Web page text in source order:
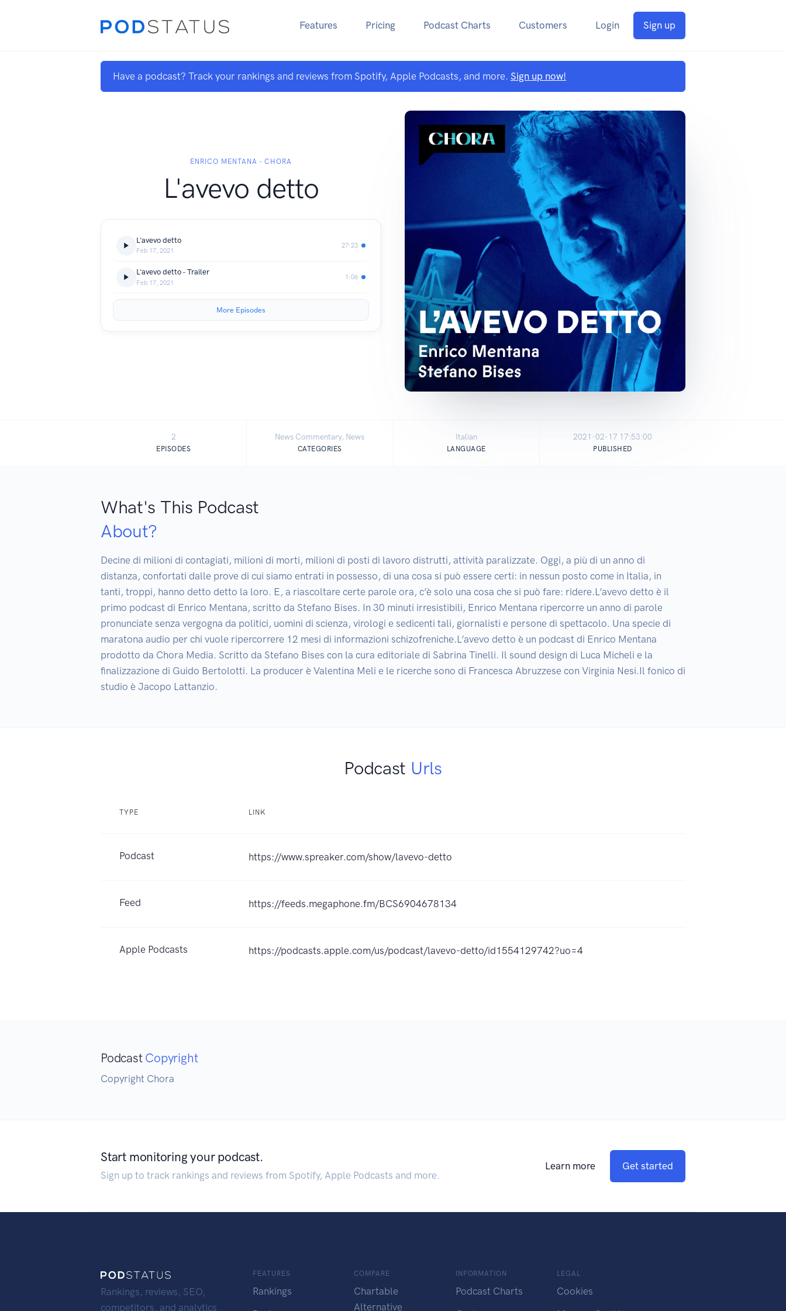
Features Pricing Podcast Charts Customers Login Sign up
Have a podcast? Track your rankings and reviews from Spotify, Apple Podcasts, and more. Sign up now!
ENRICO MENTANA - CHORA
L'avevo detto
L'avevo detto
Feb 17, 2021
27:23
L'avevo detto - Trailer
Feb 17, 2021
1:06
More Episodes
2
EPISODES
News Commentary, News
CATEGORIES
Italian
LANGUAGE
2021-02-17 17:53:00
PUBLISHED
What's This Podcast
About?
Decine di milioni di contagiati, milioni di morti, milioni di posti di lavoro distrutti, attività paralizzate. Oggi, a più di un anno di
distanza, confortati dalle prove di cui siamo entrati in possesso, di una cosa si può essere certi: in nessun posto come in Italia, in
tanti, troppi, hanno detto detto la loro. E, a riascoltare certe parole ora, c’è solo una cosa che si può fare: ridere.L’avevo detto è il
primo podcast di Enrico Mentana, scritto da Stefano Bises. In 30 minuti irresistibili, Enrico Mentana ripercorre un anno di parole
pronunciate senza vergogna da politici, uomini di scienza, virologi e sedicenti tali, giornalisti e persone di spettacolo. Una specie di
maratona audio per chi vuole ripercorrere 12 mesi di informazioni schizofreniche.L’avevo detto è un podcast di Enrico Mentana
prodotto da Chora Media. Scritto da Stefano Bises con la cura editoriale di Sabrina Tinelli. Il sound design di Luca Micheli e la
finalizzazione di Guido Bertolotti. La producer è Valentina Meli e le ricerche sono di Francesca Abruzzese con Virginia Nesi.Il fonico di
studio è Jacopo Lattanzio.
Podcast Urls
TYPE LINK
Podcast https://www.spreaker.com/show/lavevo-detto
Feed https://feeds.megaphone.fm/BCS6904678134
Apple Podcasts https://podcasts.apple.com/us/podcast/lavevo-detto/id1554129742?uo=4
Podcast Copyright
Copyright Chora
Start monitoring your podcast.
Sign up to track rankings and reviews from Spotify, Apple Podcasts and more.
Learn more Get started
Rankings, reviews, SEO,
competitors, and analytics
FEATURES
Rankings
COMPARE
Chartable
Alternative
INFORMATION
Podcast Charts
LEGAL
Cookies